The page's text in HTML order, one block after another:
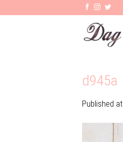
d945a
Published at